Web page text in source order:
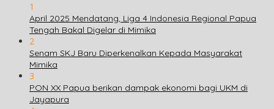
1
April 2025 Mendatang, Liga 4 Indonesia Regional Papua
Tengah Bakal Digelar di Mimika
2
Senam SKJ Baru Diperkenalkan Kepada Masyarakat
Mimika
3
PON XX Papua berikan dampak ekonomi bagi UKM di
Jayapura